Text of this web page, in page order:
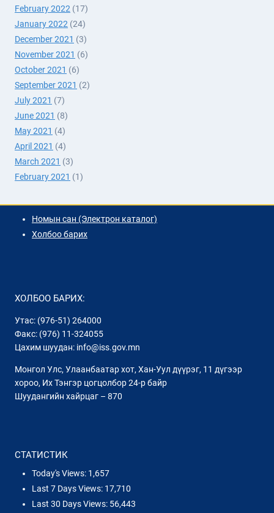
February 2022 (17)
January 2022 (24)
December 2021 (3)
November 2021 (6)
October 2021 (6)
September 2021 (2)
July 2021 (7)
June 2021 (8)
May 2021 (4)
April 2021 (4)
March 2021 (3)
February 2021 (1)
Номын сан (Электрон каталог)
Холбоо барих
ХОЛБОО БАРИХ:
Утас: (976-51) 264000
Факс: (976) 11-324055
Цахим шуудан: info@iss.gov.mn
Монгол Улс, Улаанбаатар хот, Хан-Уул дүүрэг, 11 дүгээр
хороо, Их Тэнгэр цогцолбор 24-р байр
Шуудангийн хайрцаг – 870
СТАТИСТИК
Today's Views: 1,657
Last 7 Days Views: 17,710
Last 30 Days Views: 56,443